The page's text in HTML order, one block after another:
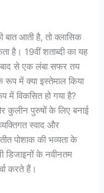
आती है, तो क्लासिक
है। 19वीं शताब्दी का यह
बाद से एक लंबा सफर तय
में क्या इस्तेमाल किया
में विकसित हो गया है?
कुलीन पुरुषों के लिए बनाई
स्वाद और
पोशाक की भव्यता के
डिजाइनों के नवीनतम
करते हैं।